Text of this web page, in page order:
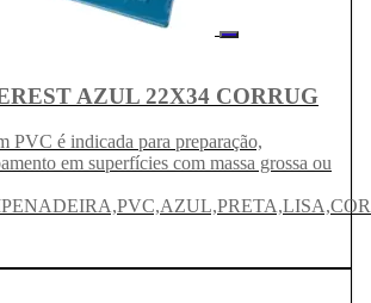
AZUL 22X34 CORRUG
PVC é indicada para preparação,
em superfícies com massa grossa ou